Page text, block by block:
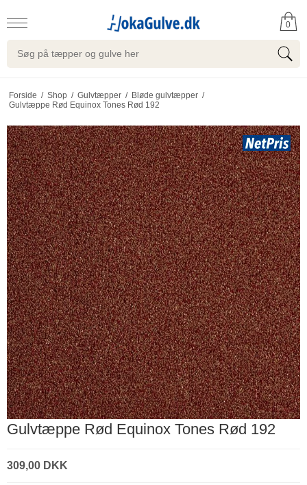
0
Forside / Shop / Gulvtæpper / Bløde gulvtæpper /
Gulvtæppe Rød Equinox Tones Rød 192
Gulvtæppe Rød Equinox Tones Rød 192
309,00 DKK